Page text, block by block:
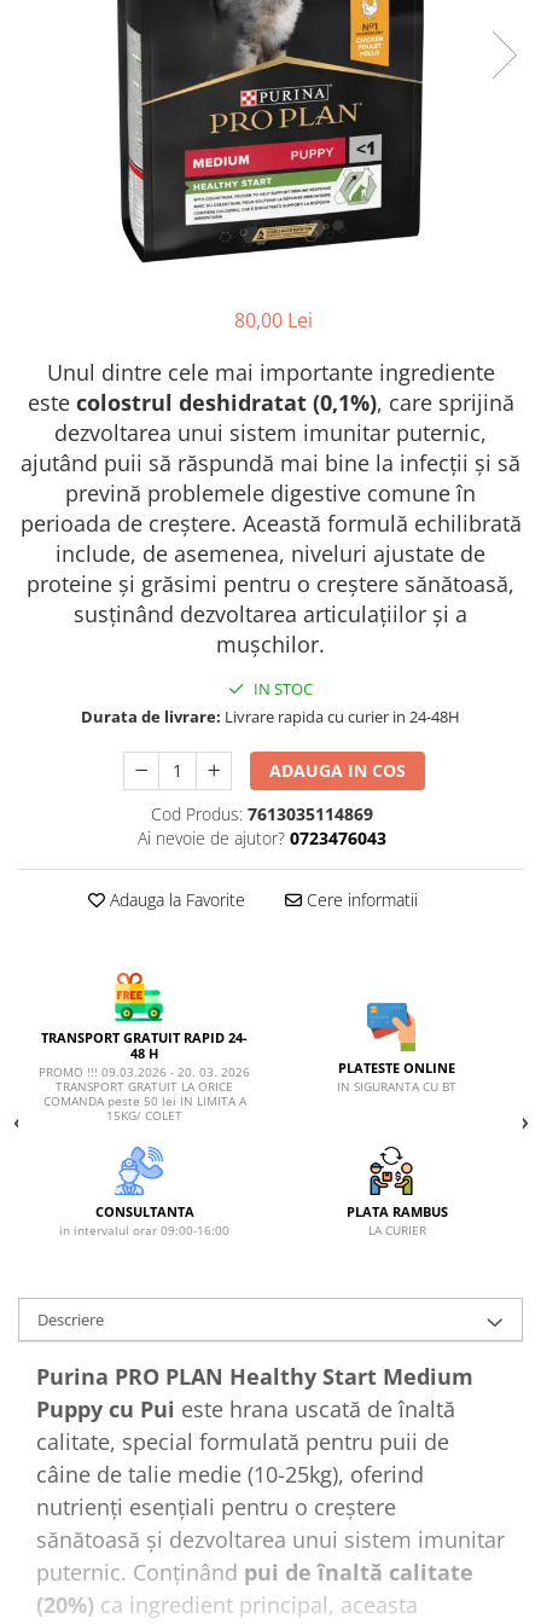
FRESH FARM
RECOMPENSE
DIETE VETERINARE
IGIENA SI COSMETICA
SUPLIMENTE
AFECTIUNI AURICULARE
AFECTIUNI DERMATOLOGICE
AFECTIUNI DIGESTIVE
AFECTIUNI HEPATICE
AFECTIUNI OCULARE
AFECTIUNI URINARE
IMUNITATE
FRESH FARM
DIETE VETERINARE
IGIENA SI COSMETICA
RECOMPENSE
SUPLIMENTE
AFECTIUNI AURICULARE
AFECTIUNI DERMATOLOGICE
AFECTIUNI DIGESTIVE
AFECTIUNI HEPATICE
AFECTIUNI OCULARE
AFECTIUNI URINARE
80,00 Lei
Unul dintre cele mai importante ingrediente
este colostrul deshidratat (0,1%), care sprijină
dezvoltarea unui sistem imunitar puternic,
ajutând puii să răspundă mai bine la infecții și să
prevină problemele digestive comune în
perioada de creștere. Această formulă echilibrată
include, de asemenea, niveluri ajustate de
proteine și grăsimi pentru o creștere sănătoasă,
susținând dezvoltarea articulațiilor și a
mușchilor.
IN STOC
Durata de livrare: Livrare rapida cu curier in 24-48H
ADAUGA IN COS
Cod Produs: 7613035114869
Ai nevoie de ajutor? 0723476043
Adauga la Favorite Cere informatii
TRANSPORT GRATUIT RAPID 24-
48 H
PROMO !!! 09.03.2026 - 20. 03. 2026
TRANSPORT GRATUIT LA ORICE
COMANDA peste 50 lei IN LIMITA A
15KG/ COLET
PLATESTE ONLINE
IN SIGURANTA CU BT
CONSULTANTA
in intervalul orar 09:00-16:00
PLATA RAMBUS
LA CURIER
Descriere
Purina PRO PLAN Healthy Start Medium
Puppy cu Pui este hrana uscată de înaltă
calitate, special formulată pentru puii de
câine de talie medie (10-25kg), oferind
nutrienți esențiali pentru o creștere
sănătoasă și dezvoltarea unui sistem imunitar
puternic. Conținând pui de înaltă calitate
(20%) ca ingredient principal, aceasta